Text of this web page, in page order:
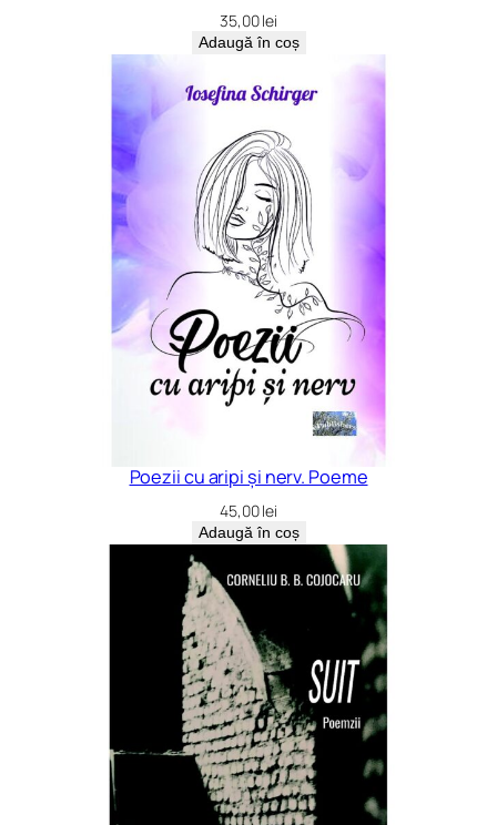
35,00lei
Adaugă în coș
Poezii cu aripi și nerv. Poeme
45,00lei
Adaugă în coș